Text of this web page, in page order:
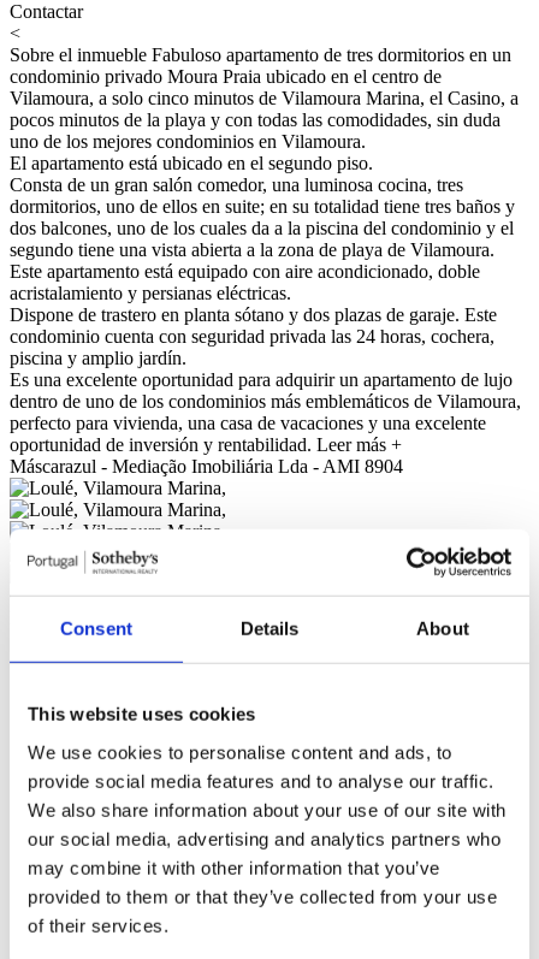
Consent Details About
This website uses cookies
We use cookies to personalise content and ads, to
provide social media features and to analyse our traffic.
We also share information about your use of our site with
our social media, advertising and analytics partners who
may combine it with other information that you’ve
provided to them or that they’ve collected from your use
of their services.
Contactar
<
Sobre el inmueble Fabuloso apartamento de tres dormitorios en un
condominio privado Moura Praia ubicado en el centro de
Vilamoura, a solo cinco minutos de Vilamoura Marina, el Casino, a
pocos minutos de la playa y con todas las comodidades, sin duda
uno de los mejores condominios en Vilamoura.
El apartamento está ubicado en el segundo piso.
Consta de un gran salón comedor, una luminosa cocina, tres
dormitorios, uno de ellos en suite; en su totalidad tiene tres baños y
dos balcones, uno de los cuales da a la piscina del condominio y el
segundo tiene una vista abierta a la zona de playa de Vilamoura.
Este apartamento está equipado con aire acondicionado, doble
acristalamiento y persianas eléctricas.
Dispone de trastero en planta sótano y dos plazas de garaje. Este
condominio cuenta con seguridad privada las 24 horas, cochera,
piscina y amplio jardín.
Es una excelente oportunidad para adquirir un apartamento de lujo
dentro de uno de los condominios más emblemáticos de Vilamoura,
perfecto para vivienda, una casa de vacaciones y una excelente
oportunidad de inversión y rentabilidad. Leer más +
Máscarazul - Mediação Imobiliária Lda - AMI 8904
Características generales
Informacion general
Referencia 105200215
Precio de venta
800.000 €
RegiónAlgarve
Distrito Faro
Pedanía Quarteira
Zona Vilamoura Marina
Superficie construida privada 147m²
Superficie construida
Superficie útil 147m²
Parcela 40m²
Estado Usado